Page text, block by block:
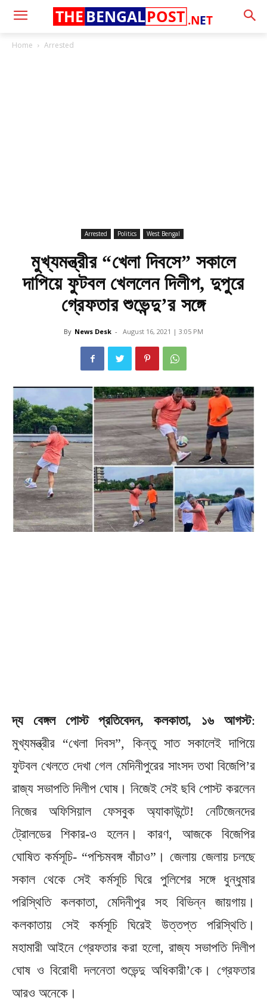
.NET
THE BENGALPOST
Home Arrested
Arrested Politics West Bengal
মুখ্যমন্ত্রীর “খেলা দিবসে” সকালে
দাপিয়ে ফুটবল খেললেন দিলীপ, দুপুরে
গ্রেফতার শুভেন্দু’র সঙ্গে
By News Desk - August 16, 2021 | 3:05 PM
দ্য বেঙ্গল পোস্ট প্রতিবেদন, কলকাতা, ১৬ আগস্ট:
মুখ্যমন্ত্রীর “খেলা দিবস”, কিন্তু সাত সকালেই দাপিয়ে
ফুটবল খেলতে দেখা গেল মেদিনীপুরের সাংসদ তথা বিজেপি’র
রাজ্য সভাপতি দিলীপ ঘোষ। নিজেই সেই ছবি পোস্ট করলেন
নিজের অফিসিয়াল ফেসবুক অ্যাকাউন্টে! নেটিজেনদের
ট্রোলডের শিকার-ও হলেন। কারণ, আজকে বিজেপির
ঘোষিত কর্মসূচি- “পশ্চিমবঙ্গ বাঁচাও”। জেলায় জেলায় চলছে
সকাল থেকে সেই কর্মসূচি ঘিরে পুলিশের সঙ্গে ধুন্ধুমার
পরিস্থিতি কলকাতা, মেদিনীপুর সহ বিভিন্ন জায়গায়।
কলকাতায় সেই কর্মসূচি ঘিরেই উত্তপ্ত পরিস্থিতি।
মহামারী আইনে গ্রেফতার করা হলো, রাজ্য সভাপতি দিলীপ
ঘোষ ও বিরোধী দলনেতা শুভেন্দু অধিকারী’কে। গ্রেফতার
আরও অনেকে।